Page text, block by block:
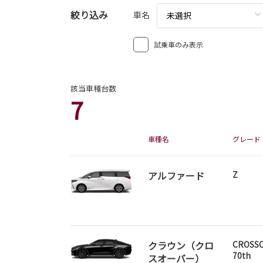
絞り込み 車名 未選択
試乗車のみ表示
該当車種台数
7
車種名 グレード
アルファード Z
クラウン（クロ
スオーバー）
70th